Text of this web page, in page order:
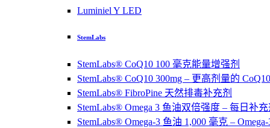
Luminiel Y LED
StemLabs
StemLabs® CoQ10 100 毫克能量增强剂
StemLabs® CoQ10 300mg – 更高剂量的
StemLabs® FibroPine 天然排毒补充剂
StemLabs® Omega 3 鱼油双倍强度 – 每日补充
StemLabs® Omega-3 鱼油 1,000 毫克 –